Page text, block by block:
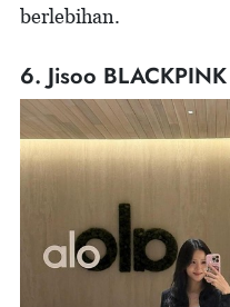
berlebihan.
6. Jisoo BLACKPINK